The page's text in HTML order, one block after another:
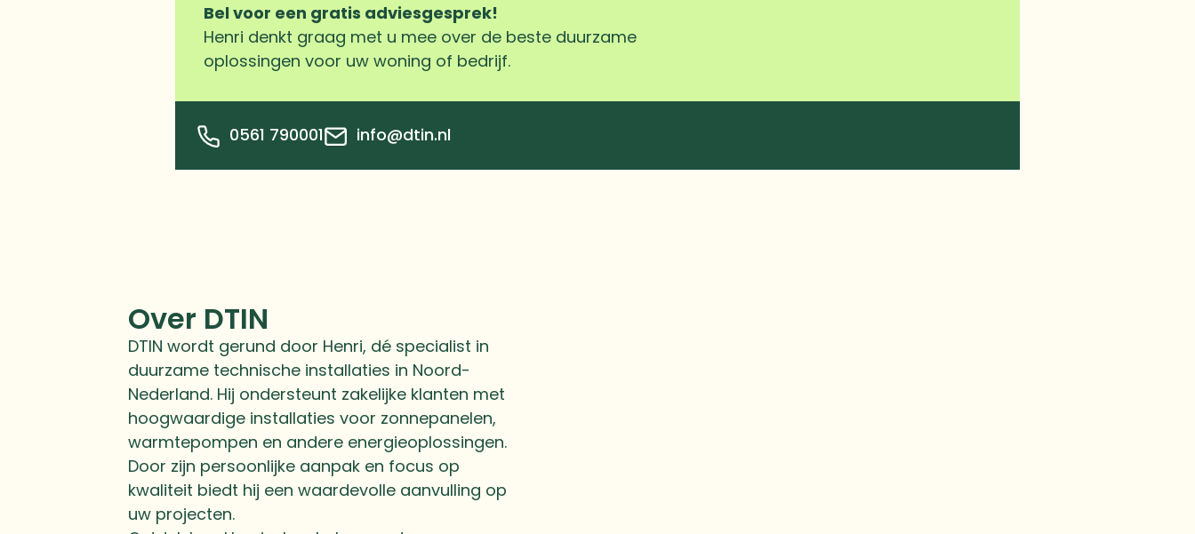
Bel voor een gratis adviesgesprek!
Henri denkt graag met u mee over de beste duurzame
oplossingen voor uw woning of bedrijf.
0561 790001 info@dtin.nl
Over DTIN
DTIN wordt gerund door Henri, dé specialist in
duurzame technische installaties in Noord-
Nederland. Hij ondersteunt zakelijke klanten met
hoogwaardige installaties voor zonnepanelen,
warmtepompen en andere energieoplossingen.
Door zijn persoonlijke aanpak en focus op
kwaliteit biedt hij een waardevolle aanvulling op
uw projecten.